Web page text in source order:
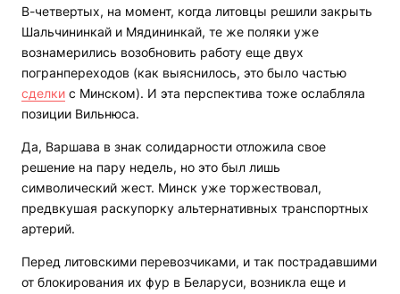
В-четвертых, на момент, когда литовцы решили закрыть
Шальчининкай и Мядининкай, те же поляки уже
вознамерились возобновить работу еще двух
погранпереходов (как выяснилось, это было частью
сделки с Минском). И эта перспектива тоже ослабляла
позиции Вильнюса.
Да, Варшава в знак солидарности отложила свое
решение на пару недель, но это был лишь
символический жест. Минск уже торжествовал,
предвкушая раскупорку альтернативных транспортных
артерий.
Перед литовскими перевозчиками, и так пострадавшими
от блокирования их фур в Беларуси, возникла еще и